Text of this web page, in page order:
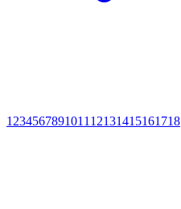
1 234567891011 12131415161718